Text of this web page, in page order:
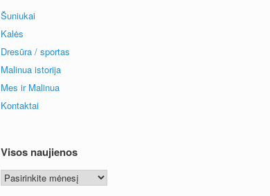
Šuniukai
Kalės
Dresūra / sportas
Malinua istorija
Mes ir Malinua
Kontaktai
Visos naujienos
Visos
naujienos